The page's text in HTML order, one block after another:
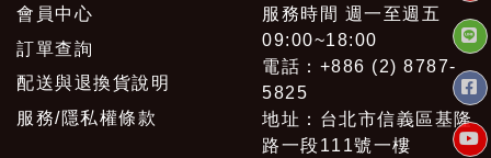
會員中心
訂單查詢
配送與退換貨說明
服務/隱私權條款
服務時間 週一至週五
09:00~18:00
電話：+886 (2) 8787-
5825
地址：台北市信義區基隆
路一段111號一樓